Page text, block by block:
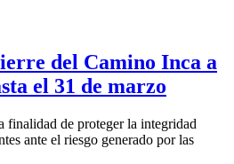
del Camino Inca a
el 31 de marzo
finalidad de proteger la integridad
ante el riesgo generado por las